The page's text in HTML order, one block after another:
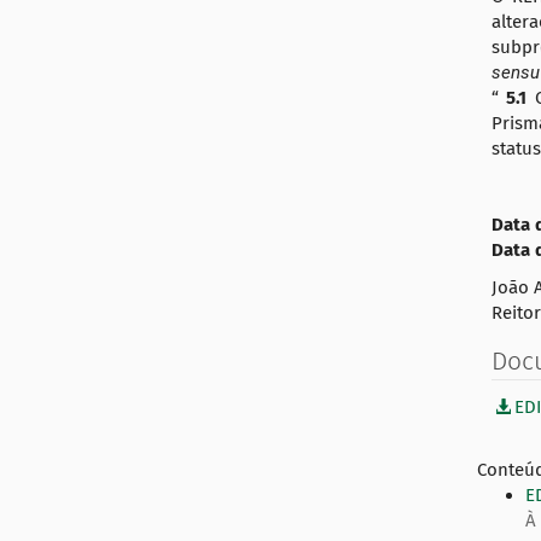
sensu
“5.1
Data
Data
João
Reitor
À